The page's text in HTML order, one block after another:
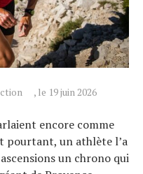
, le 19 juin 2026
encore comme
pourtant, un athlète l’a
un chrono qui